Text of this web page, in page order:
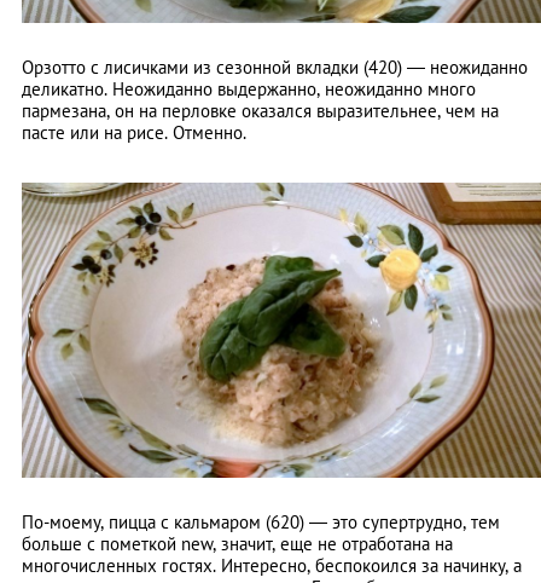
Орзотто с лисичками из сезонной вкладки (420) — неожиданно
деликатно. Неожиданно выдержанно, неожиданно много
пармезана, он на перловке оказался выразительнее, чем на
пасте или на рисе. Отменно.
По-моему, пицца с кальмаром (620) — это супертрудно, тем
больше с пометкой new, значит, еще не отработана на
многочисленных гостях. Интересно, беспокоился за начинку, а